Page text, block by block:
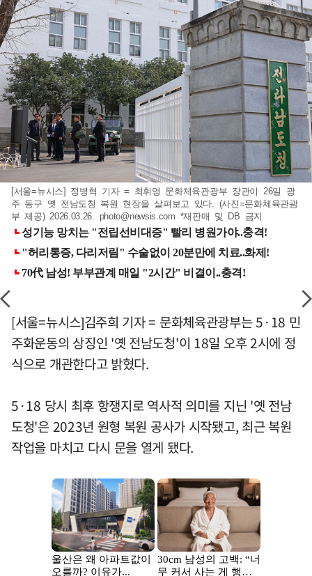
[서울=뉴시스] 정병혁 기자 = 최휘영 문화체육관광부 장관이 26일 광
주 동구 옛 전남도청 복원 현장을 살펴보고 있다. (사진=문화체육관광
부 제공) 2026.03.26. photo@newsis.com *재판매 및 DB 금지
[서울=뉴시스]김주희 기자 = 문화체육관광부는 5·18 민
주화운동의 상징인 '옛 전남도청'이 18일 오후 2시에 정
식으로 개관한다고 밝혔다.
5·18 당시 최후 항쟁지로 역사적 의미를 지닌 '옛 전남
도청'은 2023년 원형 복원 공사가 시작됐고, 최근 복원
작업을 마치고 다시 문을 열게 됐다.